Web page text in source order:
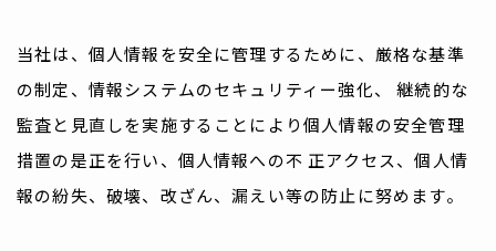
当社は、個人情報を安全に管理するために、厳格な基準
の制定、情報システムのセキュリティー強化、 継続的な
監査と見直しを実施することにより個人情報の安全管理
措置の是正を行い、個人情報への不 正アクセス、個人情
報の紛失、破壊、改ざん、漏えい等の防止に努めます。